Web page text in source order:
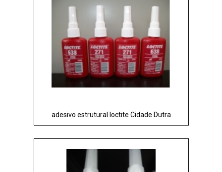
adesivo estrutural loctite Cidade Dutra